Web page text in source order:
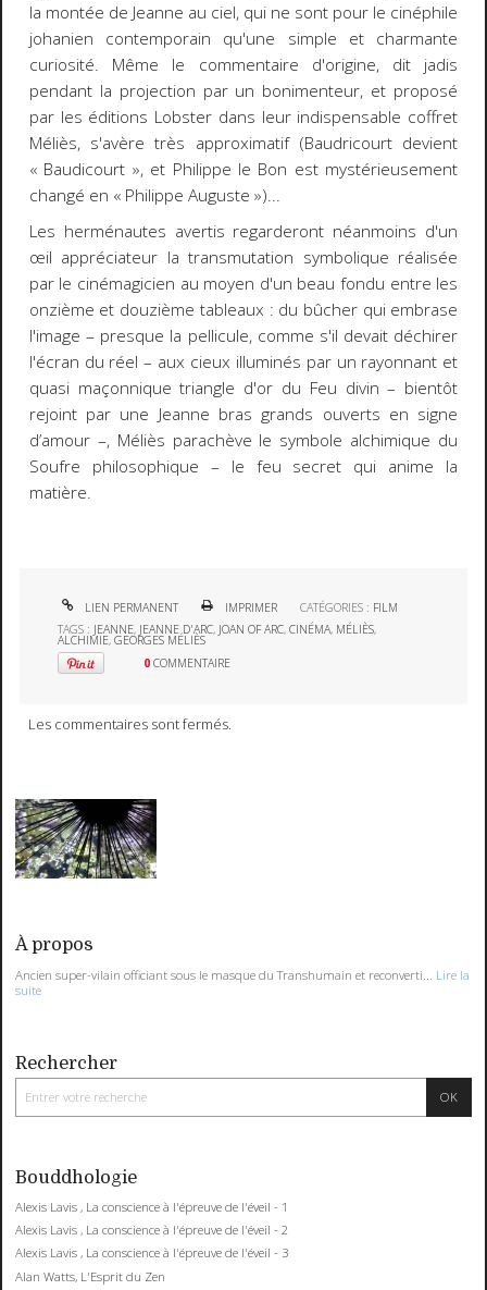
la montée de Jeanne au ciel, qui ne sont pour le cinéphile
johanien contemporain qu'une simple et charmante
curiosité. Même le commentaire d'origine, dit jadis
pendant la projection par un bonimenteur, et proposé
par les éditions Lobster dans leur indispensable coffret
Méliès, s'avère très approximatif (Baudricourt devient
« Baudicourt », et Philippe le Bon est mystérieusement
changé en « Philippe Auguste »)...
Les herménautes avertis regarderont néanmoins d'un
œil appréciateur la transmutation symbolique réalisée
par le cinémagicien au moyen d'un beau fondu entre les
onzième et douzième tableaux : du bûcher qui embrase
l'image – presque la pellicule, comme s'il devait déchirer
l'écran du réel – aux cieux illuminés par un rayonnant et
quasi maçonnique triangle d'or du Feu divin – bientôt
rejoint par une Jeanne bras grands ouverts en signe
d’amour –, Méliès parachève le symbole alchimique du
Soufre philosophique – le feu secret qui anime la
matière.
LIEN PERMANENT IMPRIMER CATÉGORIES : FILM
TAGS : JEANNE, JEANNE D'ARC, JOAN OF ARC,CINÉMA, MÉLIÈS,
ALCHIMIE,GEORGES MÉLIÈS
0 COMMENTAIRE
Les commentaires sont fermés.
À propos
Ancien super-vilain officiant sous le masque du Transhumain et reconverti...
Lire la
suite
Rechercher
Bouddhologie
Alexis Lavis , La conscience à l'épreuve de l'éveil - 1
Alexis Lavis , La conscience à l'épreuve de l'éveil - 2
Alexis Lavis , La conscience à l'épreuve de l'éveil - 3
Alan Watts, L'Esprit du Zen